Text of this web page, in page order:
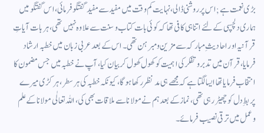
بڑی نعمت ہے ; اس پر روشنی ڈالی، نہایت کم وقت میں مفید سے مفید گفتگو فرمائی، اس گفتگو میں
ہماری دلچسپی کے لئے اتنا ہی کافی تھا کہ کوئی بات کتاب وسنت سے علاوہ نہیں تھی، ہر بات آیاتِ
قرآنیہ اور احادیثِ مبارکہ سے مزین ومبرہن تھی۔ اس کے بعد عربی زبان میں خطبہ ارشاد
فرمایا، قرآن میں تدبر وتفکر کی اہمیت کو کھول کھول کر بیان کیا، آپ نے خطبہ میں جس مضمون کا
انتخاب فرمایا تھا ایسا لگتا ہے کہ مجھے ہی مد نظر رکھا ہوگا، کیونکہ خطبہ کی ہر سطر، ہر کڑی میرے
پربطِ دل کو چھیڑ رہی تھی، نماز کے بعد ہم نے مولانا سے ملاقات بھی کی، اللہ تعالٰی مولانا کے علم
وعمل میں ترقی نصیب فرمائے۔